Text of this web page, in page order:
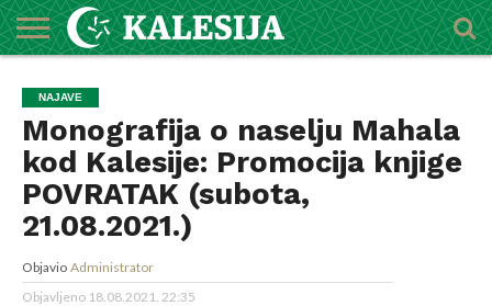
O
MEDŽLISU
DŽEMATI
IMAMI
MEKTEBSKI
CENTAR
VIJESTI
HUTBE
NAJAVE
KALENDAR
KONTAKT
NAJAVE
Monografija o naselju Mahala
kod Kalesije: Promocija knjige
POVRATAK (subota,
21.08.2021.)
Objavio Administrator
Objavljeno 18.08.2021. 22:35